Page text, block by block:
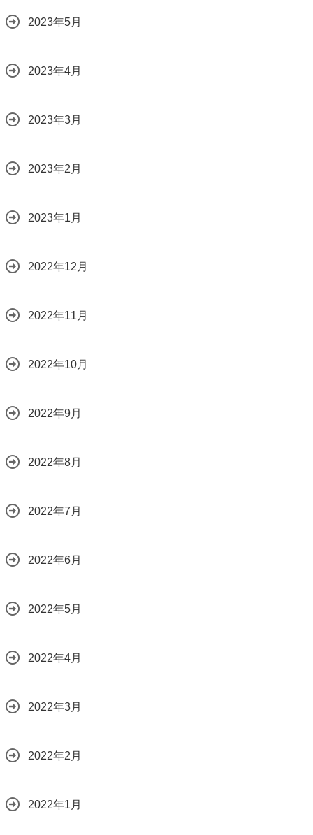
2023年5月
2023年4月
2023年3月
2023年2月
2023年1月
2022年12月
2022年11月
2022年10月
2022年9月
2022年8月
2022年7月
2022年6月
2022年5月
2022年4月
2022年3月
2022年2月
2022年1月